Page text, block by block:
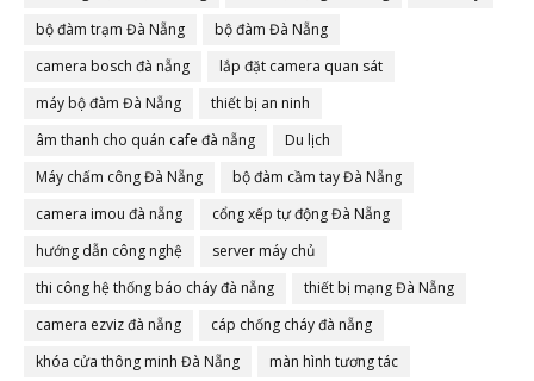
bộ đàm trạm Đà Nẵng
bộ đàm Đà Nẵng
camera bosch đà nẵng
lắp đặt camera quan sát
máy bộ đàm Đà Nẵng
thiết bị an ninh
âm thanh cho quán cafe đà nẵng
Du lịch
Máy chấm công Đà Nẵng
bộ đàm cầm tay Đà Nẵng
camera imou đà nẵng
cổng xếp tự động Đà Nẵng
hướng dẫn công nghệ
server máy chủ
thi công hệ thống báo cháy đà nẵng
thiết bị mạng Đà Nẵng
camera ezviz đà nẵng
cáp chống cháy đà nẵng
khóa cửa thông minh Đà Nẵng
màn hình tương tác